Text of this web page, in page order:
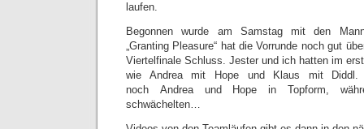
laufen.
Begonnen wurde am Samstag mit den
„Granting Pleasure“ hat die Vorrunde noch gut
Viertelfinale Schluss. Jester und ich hatten im
wie Andrea mit Hope und Klaus mit Diddl.
noch Andrea und Hope in Topform,
schwächelten…